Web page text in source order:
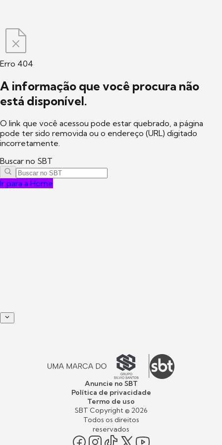
Erro 404
A informação que você procura não
está disponível.
O link que você acessou pode estar quebrado, a página
pode ter sido removida ou o endereço (URL) digitado
incorretamente.
Buscar no SBT
Ir para a Home
Anuncie no SBT
Política de privacidade
Termo de uso
SBT Copyright © 2026
Todos os direitos
reservados